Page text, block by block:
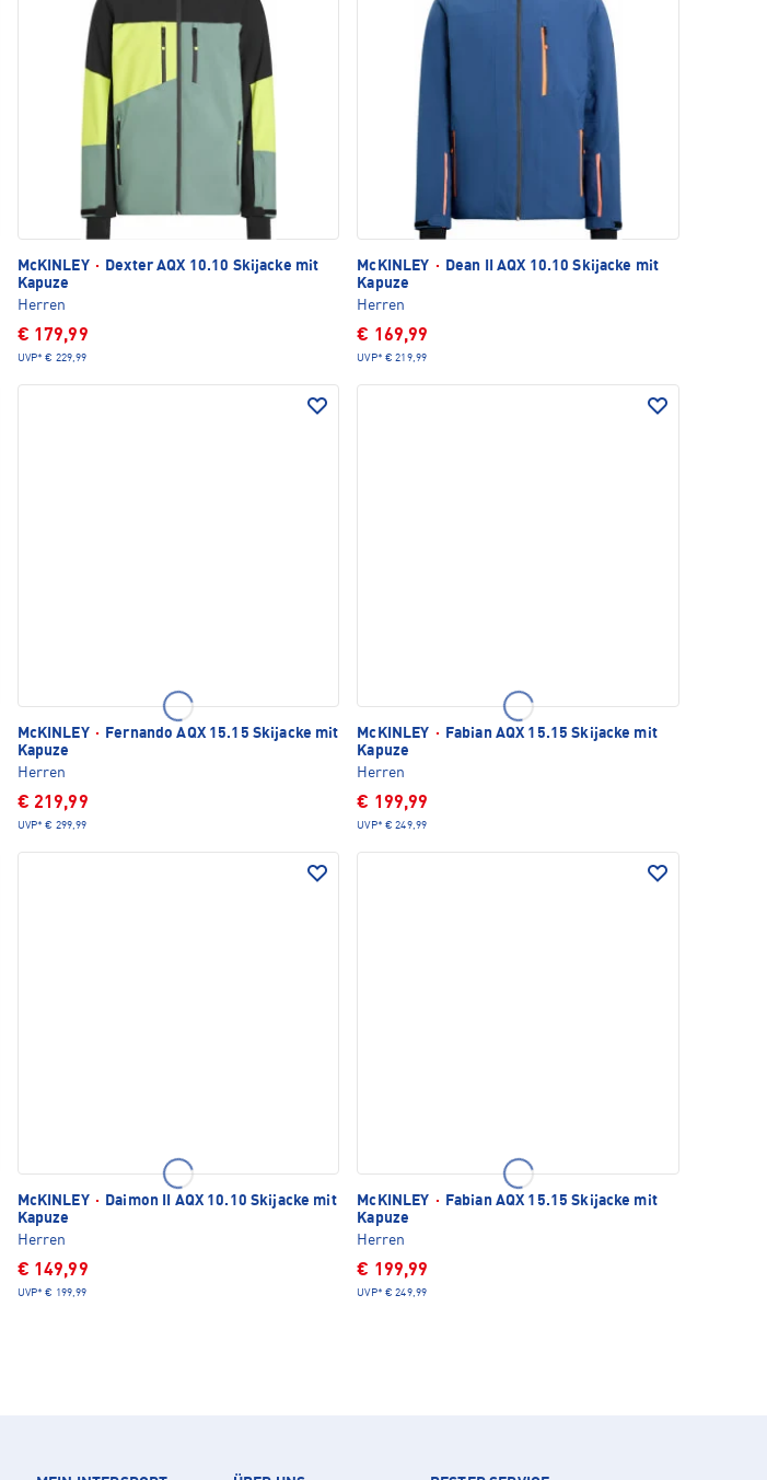
McKINLEY ·
Dexter AQX 10.10 Skijacke mit
Kapuze
Herren
€ 179,99
UVP* € 229,99
McKINLEY ·
Dean II AQX 10.10 Skijacke mit
Kapuze
Herren
€ 169,99
UVP* € 219,99
McKINLEY ·
Fernando AQX 15.15 Skijacke mit
Kapuze
Herren
€ 219,99
UVP* € 299,99
McKINLEY ·
Fabian AQX 15.15 Skijacke mit
Kapuze
Herren
€ 199,99
UVP* € 249,99
McKINLEY ·
Daimon II AQX 10.10 Skijacke mit
Kapuze
Herren
€ 149,99
UVP* € 199,99
McKINLEY ·
Fabian AQX 15.15 Skijacke mit
Kapuze
Herren
€ 199,99
UVP* € 249,99